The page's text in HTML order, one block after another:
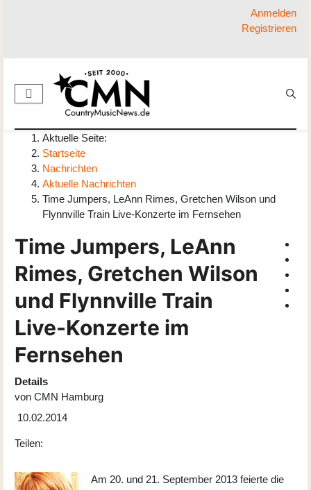
Anmelden
Registrieren
Aktuelle Seite:
Startseite
Nachrichten
Aktuelle Nachrichten
Time Jumpers, LeAnn Rimes, Gretchen Wilson und
Flynnville Train Live-Konzerte im Fernsehen
Time Jumpers, LeAnn
Rimes, Gretchen Wilson
und Flynnville Train
Live-Konzerte im
Fernsehen
Details
von CMN Hamburg
10.02.2014
Teilen:
Am 20. und 21. September 2013 feierte die